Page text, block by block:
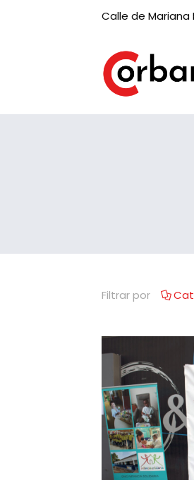
Calle de Mariana
Filtrar por